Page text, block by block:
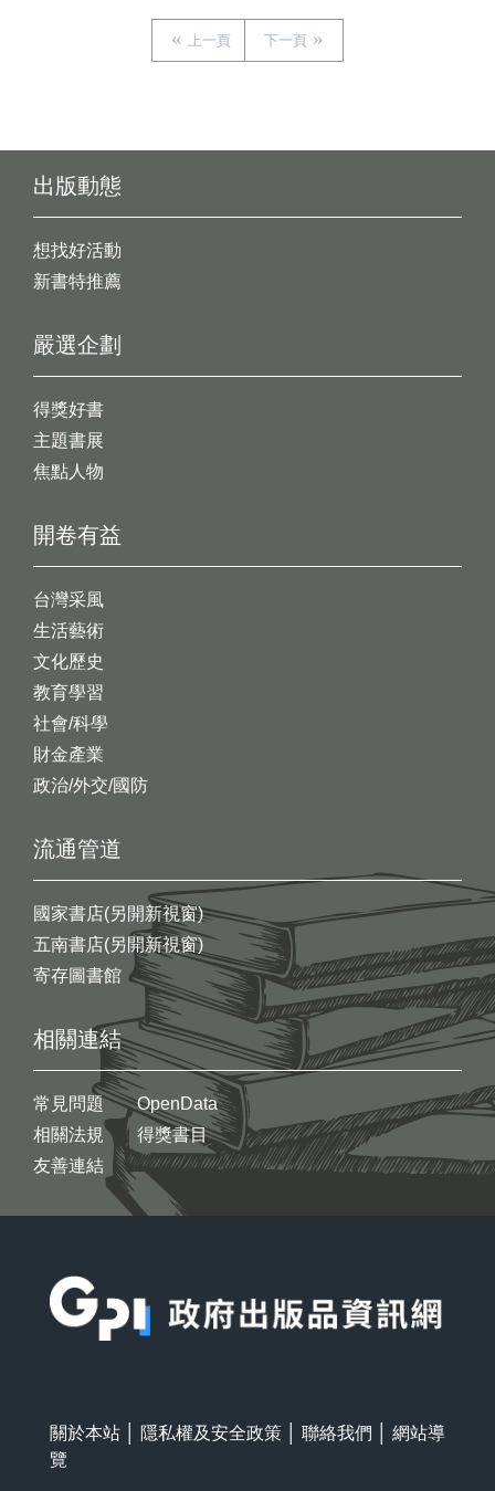
上一頁 下一頁
出版動態
想找好活動
新書特推薦
開卷有益
台灣采風
生活藝術
文化歷史
教育學習
社會/科學
財金產業
政治/外交/國防
嚴選企劃
得獎好書
主題書展
焦點人物
流通管道
國家書店(另開新視窗)
五南書店(另開新視窗)
寄存圖書館
相關連結
常見問題
相關法規
友善連結
OpenData
得獎書目
關於本站 隱私權及安全政策 聯絡我們
網站導
覽